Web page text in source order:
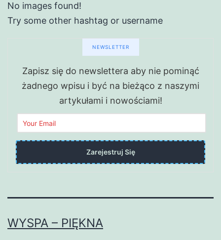
No images found!
Try some other hashtag or username
NEWSLETTER
Zapisz się do newslettera aby nie pominąć
żadnego wpisu i być na bieżąco z naszymi
artykułami i nowościami!
WYSPA – PIĘKNA